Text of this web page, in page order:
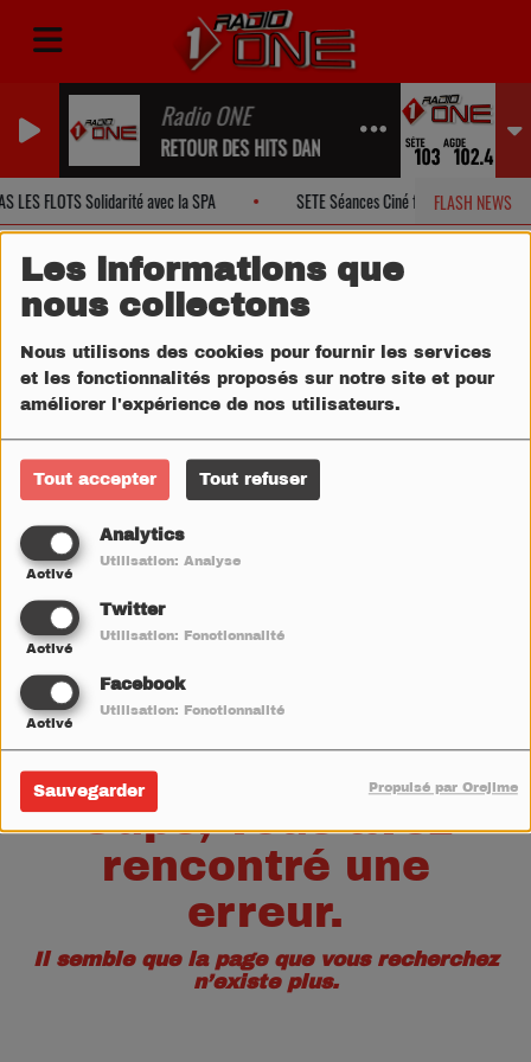
Les informations que
nous collectons
Nous utilisons des cookies pour fournir les services
et les fonctionnalités proposés sur notre site et pour
améliorer l'expérience de nos utilisateurs.
Tout accepter Tout refuser
Analytics
Activé
Utilisation: Analyse
Twitter
Activé
Utilisation: Fonctionnalité
Facebook
Activé
Utilisation: Fonctionnalité
Sauvegarder Propulsé par Orejime
Radio ONE
RETOUR DES HITS DANS UN INSTANT...
FLASH NEWS
LES FLOTS Solidarité avec la SPA SETE Séances Ciné face à la Mer
Oups, vous avez
rencontré une
erreur.
Il semble que la page que vous recherchez
n’existe plus.